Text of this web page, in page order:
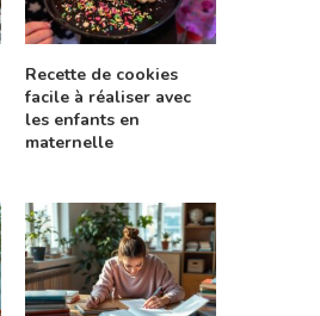
Recette de cookies
facile à réaliser avec
les enfants en
maternelle